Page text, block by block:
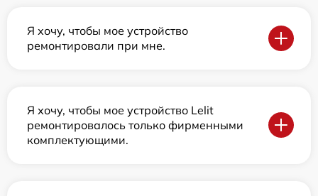
Я хочу, чтобы мое устройство
ремонтировали при мне.
Я хочу, чтобы мое устройство Lelit
ремонтировалось только фирменными
комплектующими.